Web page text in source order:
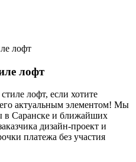
лофт
лофт
лофт, если хотите
актуальным элементом! Мы
в Саранске и ближайших
дизайн-проект и
платежа без участия